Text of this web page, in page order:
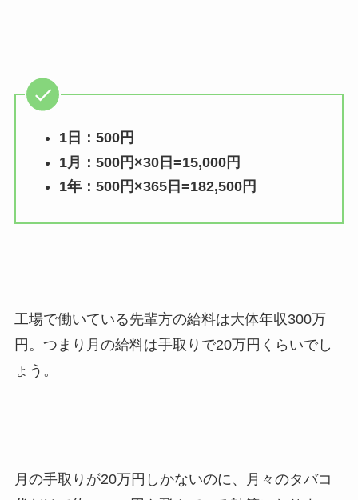
1日：500円
1月：500円×30日=15,000円
1年：500円×365日=182,500円
工場で働いている先輩方の給料は大体年収300万
円。つまり月の給料は手取りで20万円くらいでし
ょう。
月の手取りが20万円しかないのに、月々 のタバコ